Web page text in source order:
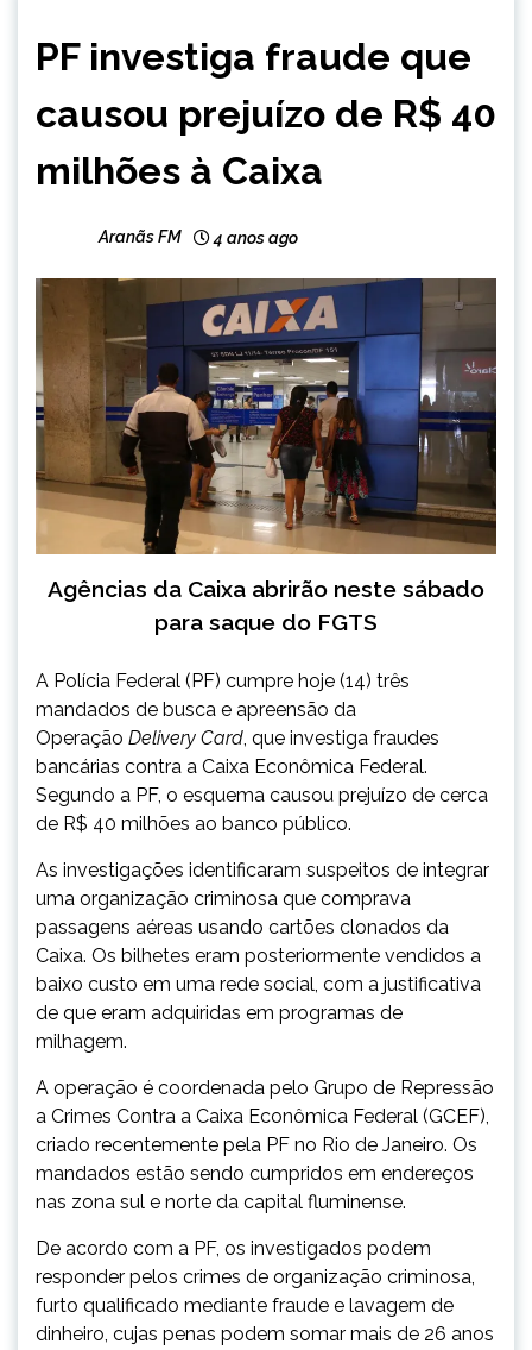
NOTÍCIAS
PF investiga fraude que
causou prejuízo de R$ 40
milhões à Caixa
Aranãs FM 4 anos ago
Agências da Caixa abrirão neste sábado
para saque do FGTS
A Polícia Federal (PF) cumpre hoje (14) três
mandados de busca e apreensão da
Operação Delivery Card, que investiga fraudes
bancárias contra a Caixa Econômica Federal.
Segundo a PF, o esquema causou prejuízo de cerca
de R$ 40 milhões ao banco público.
As investigações identificaram suspeitos de integrar
uma organização criminosa que comprava
passagens aéreas usando cartões clonados da
Caixa. Os bilhetes eram posteriormente vendidos a
baixo custo em uma rede social, com a justificativa
de que eram adquiridas em programas de
milhagem.
A operação é coordenada pelo Grupo de Repressão
a Crimes Contra a Caixa Econômica Federal (GCEF),
criado recentemente pela PF no Rio de Janeiro. Os
mandados estão sendo cumpridos em endereços
nas zona sul e norte da capital fluminense.
De acordo com a PF, os investigados podem
responder pelos crimes de organização criminosa,
furto qualificado mediante fraude e lavagem de
dinheiro, cujas penas podem somar mais de 26 anos